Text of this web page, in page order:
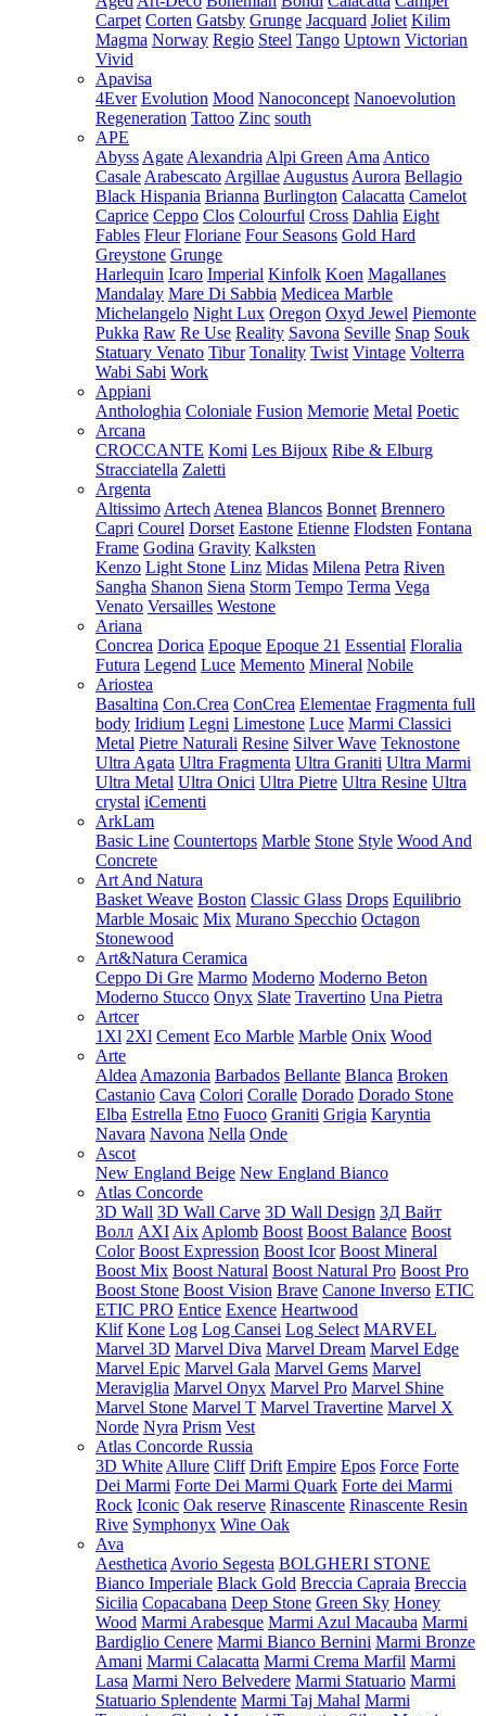
Carpet Corten Gatsby Grunge Jacquard Joliet Kilim
Magma Norway Regio Steel Tango Uptown Victorian
Vivid
Apavisa
4Ever Evolution Mood Nanoconcept Nanoevolution
Regeneration Tattoo Zinc south
APE
Abyss Agate Alexandria Alpi Green Ama Antico
Casale Arabescato Argillae Augustus Aurora Bellagio
Black Hispania Brianna Burlington Calacatta Camelot
Caprice Ceppo Clos Colourful Cross Dahlia Eight
Fables Fleur Floriane Four Seasons Gold Hard
Greystone Grunge
Harlequin Icaro Imperial Kinfolk Koen Magallanes
Mandalay Mare Di Sabbia Medicea Marble
Michelangelo Night Lux Oregon Oxyd Jewel Piemonte
Pukka Raw Re Use Reality Savona Seville Snap Souk
Statuary Venato Tibur Tonality Twist Vintage Volterra
Wabi Sabi Work
Appiani
Anthologhia Coloniale Fusion Memorie Metal Poetic
Arcana
CROCCANTE Komi Les Bijoux Ribe & Elburg
Stracciatella Zaletti
Argenta
Altissimo Artech Atenea Blancos Bonnet Brennero
Capri Courel Dorset Eastone Etienne Flodsten Fontana
Frame Godina Gravity Kalksten
Kenzo Light Stone Linz Midas Milena Petra Riven
Sangha Shanon Siena Storm Tempo Terma Vega
Venato Versailles Westone
Ariana
Concrea Dorica Epoque Epoque 21 Essential Floralia
Futura Legend Luce Memento Mineral Nobile
Ariostea
Basaltina Con.Crea ConCrea Elementae Fragmenta full
body Iridium Legni Limestone Luce Marmi Classici
Metal Pietre Naturali Resine Silver Wave Teknostone
Ultra Agata Ultra Fragmenta Ultra Graniti Ultra Marmi
Ultra Metal Ultra Onici Ultra Pietre Ultra Resine Ultra
crystal iCementi
ArkLam
Basic Line Countertops Marble Stone Style Wood And
Concrete
Art And Natura
Basket Weave Boston Classic Glass Drops Equilibrio
Marble Mosaic Mix Murano Specchio Octagon
Stonewood
Art&Natura Ceramica
Ceppo Di Gre Marmo Moderno Moderno Beton
Moderno Stucco Onyx Slate Travertino Una Pietra
Artcer
1Xl 2Xl Cement Eco Marble Marble Onix Wood
Arte
Aldea Amazonia Barbados Bellante Blanca Broken
Castanio Cava Colori Coralle Dorado Dorado Stone
Elba Estrella Etno Fuoco Graniti Grigia Karyntia
Navara Navona Nella Onde
Ascot
New England Beige New England Bianco
Atlas Concorde
3D Wall 3D Wall Carve 3D Wall Design 3Д Вайт
Волл AXI Aix Aplomb Boost Boost Balance Boost
Color Boost Expression Boost Icor Boost Mineral
Boost Mix Boost Natural Boost Natural Pro Boost Pro
Boost Stone Boost Vision Brave Canone Inverso ETIC
ETIC PRO Entice Exence Heartwood
Klif Kone Log Log Cansei Log Select MARVEL
Marvel 3D Marvel Diva Marvel Dream Marvel Edge
Marvel Epic Marvel Gala Marvel Gems Marvel
Meraviglia Marvel Onyx Marvel Pro Marvel Shine
Marvel Stone Marvel T Marvel Travertine Marvel X
Norde Nyra Prism Vest
Atlas Concorde Russia
3D White Allure Cliff Drift Empire Epos Force Forte
Dei Marmi Forte Dei Marmi Quark Forte dei Marmi
Rock Iconic Oak reserve Rinascente Rinascente Resin
Rive Symphonyx Wine Oak
Ava
Aesthetica Avorio Segesta BOLGHERI STONE
Bianco Imperiale Black Gold Breccia Capraia Breccia
Sicilia Copacabana Deep Stone Green Sky Honey
Wood Marmi Arabesque Marmi Azul Macauba Marmi
Bardiglio Cenere Marmi Bianco Bernini Marmi Bronze
Amani Marmi Calacatta Marmi Crema Marfil Marmi
Lasa Marmi Nero Belvedere Marmi Statuario Marmi
Statuario Splendente Marmi Taj Mahal Marmi